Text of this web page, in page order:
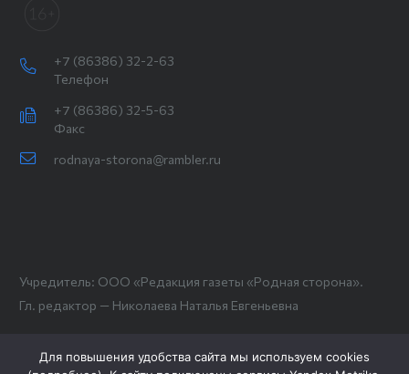
+7 (86386) 32-2-63
Телефон
+7 (86386) 32-5-63
Факс
rodnaya-storona@rambler.ru
Учредитель: ООО «Редакция газеты «Родная сторона».
Гл. редактор — Николаева Наталья Евгеньевна
Для повышения удобства сайта мы используем cookies